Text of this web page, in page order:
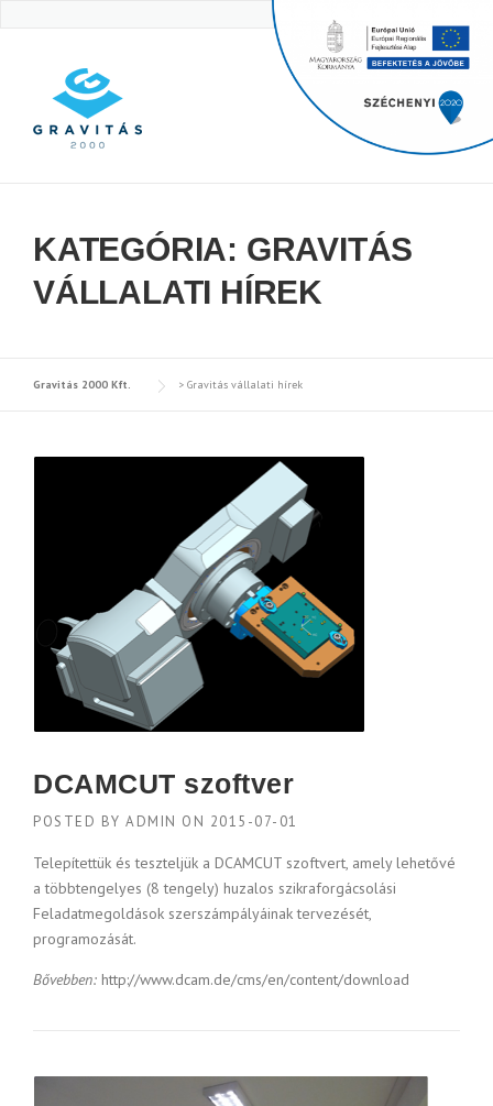
KATEGÓRIA: GRAVITÁS
VÁLLALATI HÍREK
Gravitás 2000 Kft. > Gravitás vállalati hírek
DCAMCUT szoftver
POSTED BY ADMIN ON 2015-07-01
Telepítettük és teszteljük a DCAMCUT szoftvert, amely lehetővé
a többtengelyes (8 tengely) huzalos szikraforgácsolási
Feladatmegoldások szerszámpályáinak tervezését,
programozását.
Bővebben: http://www.dcam.de/cms/en/content/download